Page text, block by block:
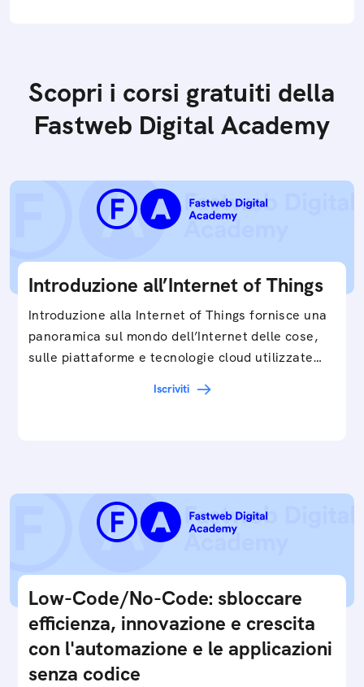
Scopri i corsi gratuiti della
Fastweb Digital Academy
Introduzione all’Internet of Things
Introduzione alla Internet of Things fornisce una
panoramica sul mondo dell’Internet delle cose,
sulle piattaforme e tecnologie cloud utilizzate
Iscriviti
Low-Code/No-Code: sbloccare
efficienza, innovazione e crescita
con l'automazione e le applicazioni
senza codice